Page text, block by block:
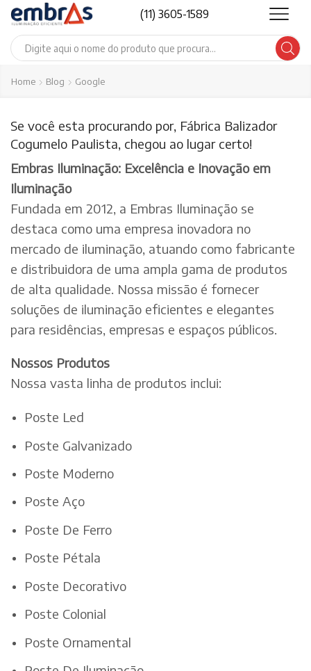
(11) 3605-1589
Search
Home Blog Google
Se você esta procurando por, Fábrica Balizador
Cogumelo Paulista, chegou ao lugar certo!
Embras Iluminação: Excelência e Inovação em
Iluminação
Fundada em 2012, a Embras Iluminação se
destaca como uma empresa inovadora no
mercado de iluminação, atuando como fabricante
e distribuidora de uma ampla gama de produtos
de alta qualidade. Nossa missão é fornecer
soluções de iluminação eficientes e elegantes
para residências, empresas e espaços públicos.
Nossos Produtos
Nossa vasta linha de produtos inclui:
Poste Led
Poste Galvanizado
Poste Moderno
Poste Aço
Poste De Ferro
Poste Pétala
Poste Decorativo
Poste Colonial
Poste Ornamental